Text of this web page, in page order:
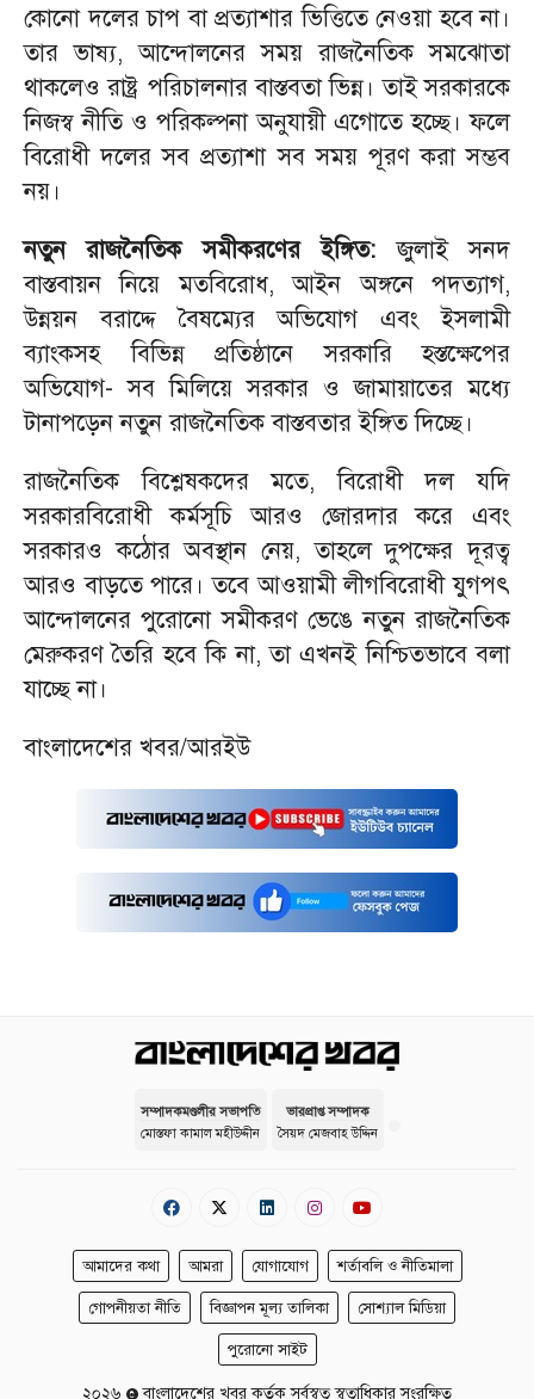
কোনো দলের চাপ বা প্রত্যাশার ভিত্তিতে নেওয়া হবে না।
তার ভাষ্য, আন্দোলনের সময় রাজনৈতিক সমঝোতা
থাকলেও রাষ্ট্র পরিচালনার বাস্তবতা ভিন্ন। তাই সরকারকে
নিজস্ব নীতি ও পরিকল্পনা অনুযায়ী এগোতে হচ্ছে। ফলে
বিরোধী দলের সব প্রত্যাশা সব সময় পূরণ করা সম্ভব
নয়।
নতুন রাজনৈতিক সমীকরণের ইঙ্গিত:জুলাই সনদ
বাস্তবায়ন নিয়ে মতবিরোধ, আইন অঙ্গনে পদত্যাগ,
উন্নয়ন বরাদ্দে বৈষম্যের অভিযোগ এবং ইসলামী
ব্যাংকসহ বিভিন্ন প্রতিষ্ঠানে সরকারি হস্তক্ষেপের
অভিযোগ- সব মিলিয়ে সরকার ও জামায়াতের মধ্যে
টানাপড়েন নতুন রাজনৈতিক বাস্তবতার ইঙ্গিত দিচ্ছে।
রাজনৈতিক বিশ্লেষকদের মতে, বিরোধী দল যদি
সরকারবিরোধী কর্মসূচি আরও জোরদার করে এবং
সরকারও কঠোর অবস্থান নেয়, তাহলে দুপক্ষের দূরত্ব
আরও বাড়তে পারে। তবে আওয়ামী লীগবিরোধী যুগপৎ
আন্দোলনের পুরোনো সমীকরণ ভেঙে নতুন রাজনৈতিক
মেরুকরণ তৈরি হবে কি না, তা এখনই নিশ্চিতভাবে বলা
যাচ্ছে না।
বাংলাদেশের খবর/আরইউ
সম্পাদকমণ্ডলীর সভাপতি
মোস্তফা কামাল মহীউদ্দীন
ভারপ্রাপ্ত সম্পাদক
সৈয়দ মেজবাহ উদ্দিন
আমাদের কথা আমরা যোগাযোগ শর্তাবলি ও নীতিমালা
গোপনীয়তা নীতি বিজ্ঞাপন মূল্য তালিকা সোশ্যাল মিডিয়া
পুরোনো সাইট
২০২৬ বাংলাদেশের খবর কর্তৃক সর্বস্বত্ব স্বত্বাধিকার সংরক্ষিত